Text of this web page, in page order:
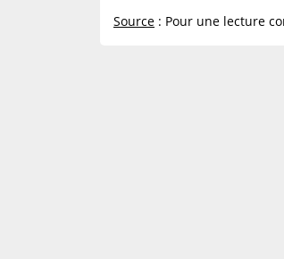
Source : Pour une lecture